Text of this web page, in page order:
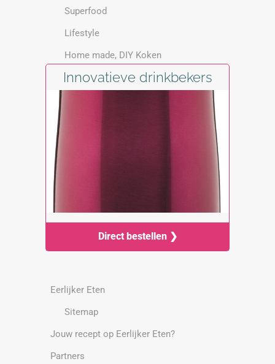
Superfood
Lifestyle
Home made, DIY Koken
Innovatieve drinkbekers
Direct bestellen ❯
Eerlijker Eten
Sitemap
Jouw recept op Eerlijker Eten?
Partners